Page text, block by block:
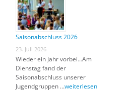
Saisonabschluss 2026
23. Juli 2026
Wieder ein Jahr vorbei…Am
Dienstag fand der
Saisonabschluss unserer
Jugendgruppen …weiterlesen